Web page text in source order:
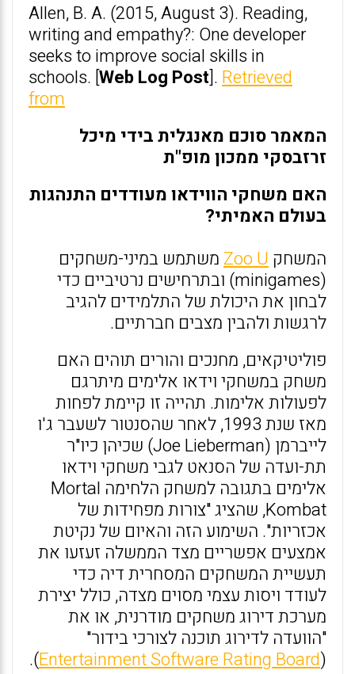
Allen, B. A. (2015, August 3). Reading,
writing and empathy?: One developer
seeks to improve social skills in
schools. [Web Log Post]. Retrieved
from
המאמר סוכם מאנגלית בידי מיכל
זרזבסקי ממכון מופ"ת
האם משחקי הווידאו מעודדים התנהגות
בעולם האמיתי?
המשחק Zoo U משתמש במיני-משחקים
(minigames) ובתרחישים נרטיביים כדי
לבחון את היכולת של התלמידים להגיב
לרגשות ולהבין מצבים חברתיים.
פוליטיקאים, מחנכים והורים תוהים האם
משחק במשחקי וידאו אלימים מיתרגם
לפעולות אלימות. תהייה זו קיימת לפחות
מאז שנת 1993, לאחר שהסנטור לשעבר ג'ו
לייברמן (Joe Lieberman) שכיהן כיו"ר
תת-ועדה של הסנאט לגבי משחקי וידאו
אלימים בתגובה למשחק הלחימה Mortal
Kombat, שהציג "צורות מפחידות של
אכזריות". השימוע הזה והאיום של נקיטת
אמצעים אפשריים מצד הממשלה זעזעו את
תעשיית המשחקים המסחרית דיה כדי
לעודד ויסות עצמי מסוים מצדה, כולל יצירת
מערכת דירוג משחקים מודרנית, או את
"הוועדה לדירוג תוכנה לצורכי בידור"
(
Entertainment Software Rating Board
).